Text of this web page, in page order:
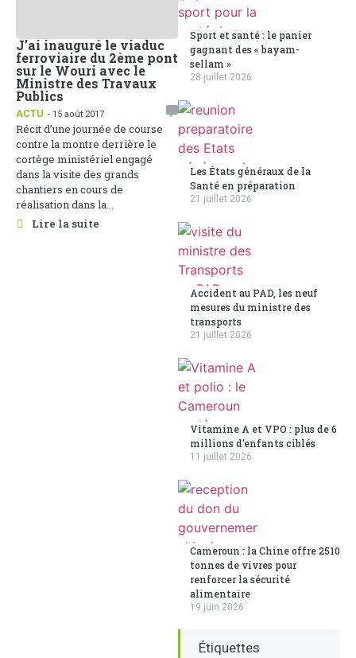
J’ai inauguré le viaduc
ferroviaire du 2ème pont
sur le Wouri avec le
Ministre des Travaux
Publics
ACTU - 15 août 2017
Récit d’une journée de course
contre la montre derrière le
cortège ministériel engagé
dans la visite des grands
chantiers en cours de
réalisation dans la...
Lire la suite
Sport et santé : le panier
gagnant des « bayam-
sellam »
28 juillet 2026
Les États généraux de la
Santé en préparation
21 juillet 2026
Accident au PAD, les neuf
mesures du ministre des
transports
21 juillet 2026
Vitamine A et VPO : plus de 6
millions d'enfants ciblés
11 juillet 2026
Cameroun : la Chine offre 2510
tonnes de vivres pour
renforcer la sécurité
alimentaire
19 juin 2026
Étiquettes